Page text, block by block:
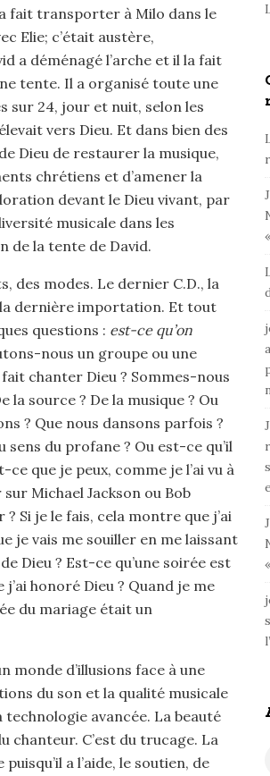
fait transporter à Milo dans le
Elie; c’était austère,
a déménagé l’arche et il la fait
tente. Il a organisé toute une
sur 24, jour et nuit, selon les
vers Dieu. Et dans bien des
Dieu de restaurer la musique,
chrétiens et d’amener la
devant le Dieu vivant, par
musicale dans les
de la tente de David.
des modes. Le dernier C.D., la
dernière importation. Et tout
questions : est-ce qu’on
nous un groupe ou une
chanter Dieu ? Sommes-nous
la source ? De la musique ? Ou
? Que nous dansons parfois ?
du profane ? Ou est-ce qu’il
que je peux, comme je l’ai vu à
Michael Jackson ou Bob
Si je le fais, cela montre que j’ai
je vais me souiller en me laissant
Dieu ? Est-ce qu’une soirée est
honoré Dieu ? Quand je me
du mariage était un
monde d’illusions face à une
du son et la qualité musicale
technologie avancée. La beauté
chanteur. C’est du trucage. La
a l’aide, le soutien, de